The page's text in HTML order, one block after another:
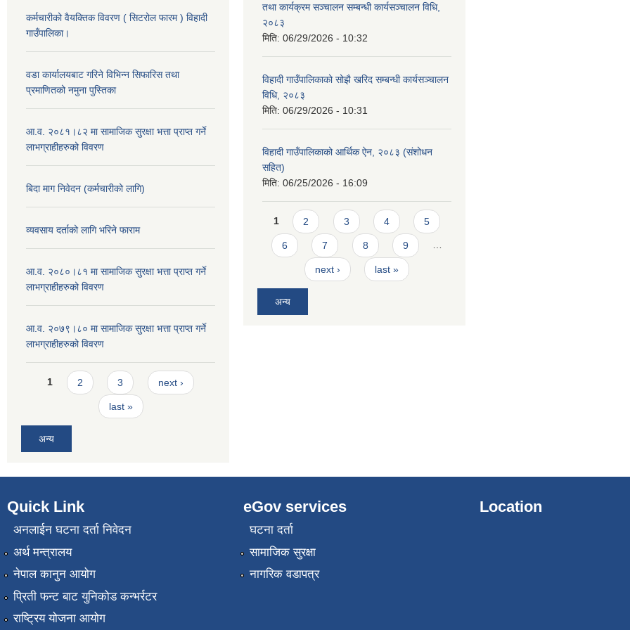
कर्मचारीको वैयक्तिक विवरण ( सिटरोल फारम ) विहादी
गाउँपालिका।
वडा कार्यालयबाट गरिने विभिन्न सिफारिस तथा
प्रमाणितको नमुना पुस्तिका
आ.व. २०८१।८२ मा सामाजिक सुरक्षा भत्ता प्राप्त गर्ने
लाभग्राहीहरुको विवरण
बिदा माग निवेदन (कर्मचारीको लागि)
व्यवसाय दर्ताको लागि भरिने फाराम
आ.व. २०८०।८१ मा सामाजिक सुरक्षा भत्ता प्राप्त गर्ने
लाभग्राहीहरुको विवरण
आ.व. २०७९।८० मा सामाजिक सुरक्षा भत्ता प्राप्त गर्ने
लाभग्राहीहरुको विवरण
Pages
1 2 3 next ›
last »
अन्य
तथा कार्यक्रम सञ्चालन सम्बन्धी कार्यसञ्चालन विधि,
२०८३
मिति: 06/29/2026 - 10:32
विहादी गाउँपालिकाको सोझै खरिद सम्बन्धी कार्यसञ्चालन
विधि, २०८३
मिति: 06/29/2026 - 10:31
विहादी गाउँपालिकाको आर्थिक ऐन, २०८३ (संशोधन
सहित)
मिति: 06/25/2026 - 16:09
Pages
1 2 3 4 5
6 7 8 9 …
next › last »
अन्य
Quick Link
अनलाईन घटना दर्ता निवेदन
अर्थ मन्त्रालय
नेपाल कानुन आयोग
प्रिती फन्ट बाट युनिकोड कन्भर्रटर
राष्ट्रिय योजना आयोग
eGov services
घटना दर्ता
सामाजिक सुरक्षा
नागरिक वडापत्र
Location